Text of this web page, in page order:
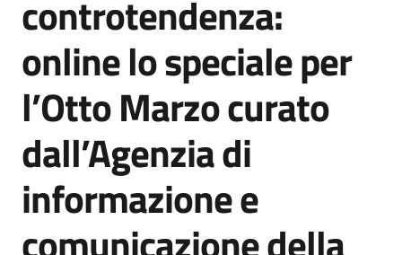
Seguici
su
controtendenza:
online lo speciale per
l’Otto Marzo curato
dall’Agenzia di
informazione e